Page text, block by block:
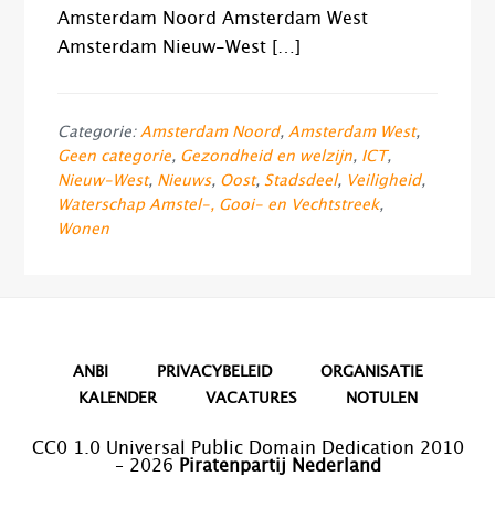
Amsterdam Noord Amsterdam West
Amsterdam Nieuw-West […]
Categorie: Amsterdam Noord, Amsterdam West,
Geen categorie, Gezondheid en welzijn, ICT,
Nieuw-West, Nieuws, Oost, Stadsdeel, Veiligheid,
Waterschap Amstel-, Gooi- en Vechtstreek,
Wonen
ANBI PRIVACYBELEID
ORGANISATIE
KALENDER
VACATURES NOTULEN
CC0 1.0 Universal Public Domain Dedication 2010
– 2026 Piratenpartij Nederland